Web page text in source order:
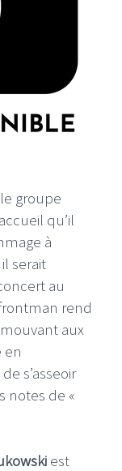
groupe
qu’il
à
serait
au
rend
aux
en
s’asseoir
notes de «
est